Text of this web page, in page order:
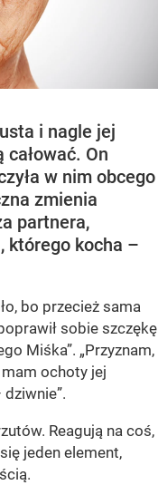
i nagle jej
On
w nim obcego
zmienia
partnera,
którego kocha –
bo przecież sama
sobie szczękę
Miśka”. „Przyznam,
ochoty jej
Reagują na coś,
jeden element,